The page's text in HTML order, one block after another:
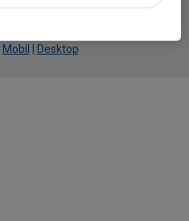
Mobil Desktop